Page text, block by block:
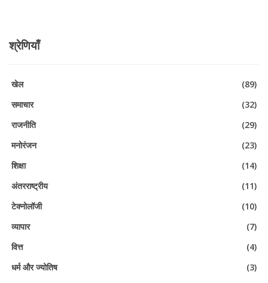
श्रेणियाँ
खेल
(89)
समाचार
(32)
राजनीति
(29)
मनोरंजन
(23)
शिक्षा
(14)
अंतरराष्ट्रीय
(11)
टेक्नोलॉजी
(10)
व्यापार
(7)
वित्त
(4)
धर्म और ज्योतिष
(3)